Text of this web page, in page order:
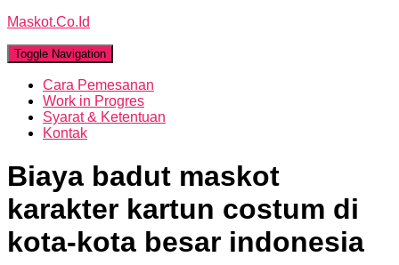
Maskot.Co.Id
Toggle Navigation
Cara Pemesanan
Work in Progres
Syarat & Ketentuan
Kontak
Biaya badut maskot
karakter kartun costum di
kota-kota besar indonesia